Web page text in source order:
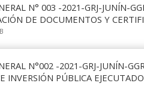
N° 003 -2021-GRJ-JUNÍN-
DE DOCUMENTOS Y
N°002 -2021-GRJ-JUNÍN-
INVERSIÓN PÚBLICA